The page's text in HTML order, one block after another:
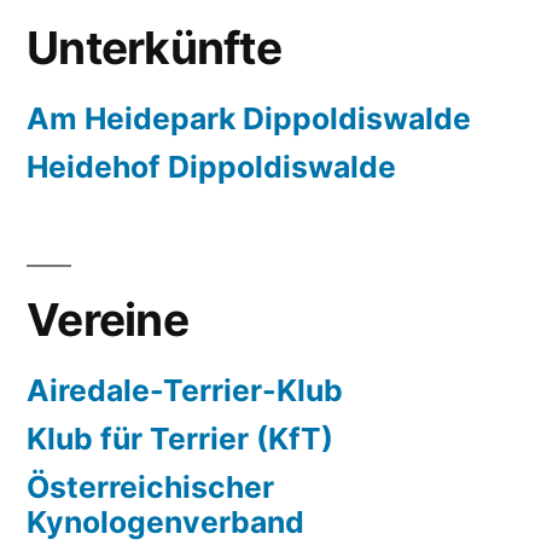
Unterkünfte
Am Heidepark Dippoldiswalde
Heidehof Dippoldiswalde
Vereine
Airedale-Terrier-Klub
Klub für Terrier (KfT)
Österreichischer
Kynologenverband